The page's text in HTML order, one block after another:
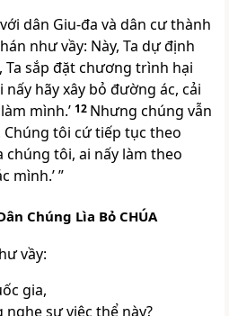
dân Giu-đa và dân cư thành
như vầy: Này, Ta dự định
Ta sắp đặt chương trình hại
hãy xây bỏ đường ác, cải
mình.’ 12 Nhưng chúng vẫn
Chúng tôi cứ tiếp tục theo
tôi, ai nấy làm theo
mình.’ ”
Chúng Lìa Bỏ CHÚA
vầy:
gia,
nghe sự việc thể này?